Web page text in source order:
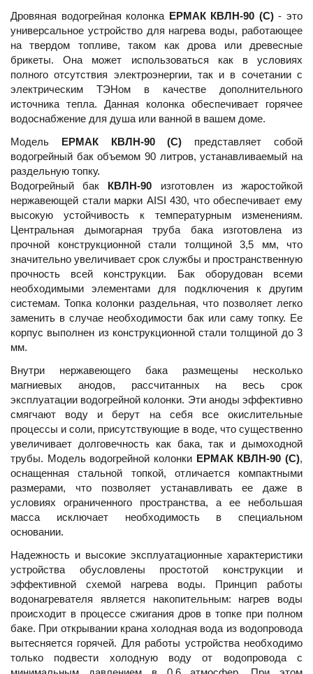
Дровяная водогрейная колонка ЕРМАК КВЛН-90 (С)- это
универсальное устройство для нагрева воды, работающее
на твердом топливе, таком как дрова или древесные
брикеты. Она может использоваться как в условиях
полного отсутствия электроэнергии, так и в сочетании с
электрическим ТЭНом в качестве дополнительного
источника тепла. Данная колонка обеспечивает горячее
водоснабжение для душа или ванной в вашем доме.
Модель ЕРМАК КВЛН-90 (С) представляет собой
водогрейный бак объемом 90 литров, устанавливаемый на
раздельную топку.
Водогрейный бак КВЛН-90 изготовлен из жаростойкой
нержавеющей стали марки AISI 430, что обеспечивает ему
высокую устойчивость к температурным изменениям.
Центральная дымогарная труба бака изготовлена из
прочной конструкционной стали толщиной 3,5 мм, что
значительно увеличивает срок службы и пространственную
прочность всей конструкции. Бак оборудован всеми
необходимыми элементами для подключения к другим
системам. Топка колонки раздельная, что позволяет легко
заменить в случае необходимости бак или саму топку. Ее
корпус выполнен из конструкционной стали толщиной до 3
мм.
Внутри нержавеющего бака размещены несколько
магниевых анодов, рассчитанных на весь срок
эксплуатации водогрейной колонки. Эти аноды эффективно
смягчают воду и берут на себя все окислительные
процессы и соли, присутствующие в воде, что существенно
увеличивает долговечность как бака, так и дымоходной
трубы. Модель водогрейной колонки ЕРМАК КВЛН-90 (С),
оснащенная стальной топкой, отличается компактными
размерами, что позволяет устанавливать ее даже в
условиях ограниченного пространства, а ее небольшая
масса исключает необходимость в специальном
основании.
Надежность и высокие эксплуатационные характеристики
устройства обусловлены простотой конструкции и
эффективной схемой нагрева воды. Принцип работы
водонагревателя является накопительным: нагрев воды
происходит в процессе сжигания дров в топке при полном
баке. При открывании крана холодная вода из водопровода
вытесняется горячей. Для работы устройства необходимо
только подвести холодную воду от водопровода с